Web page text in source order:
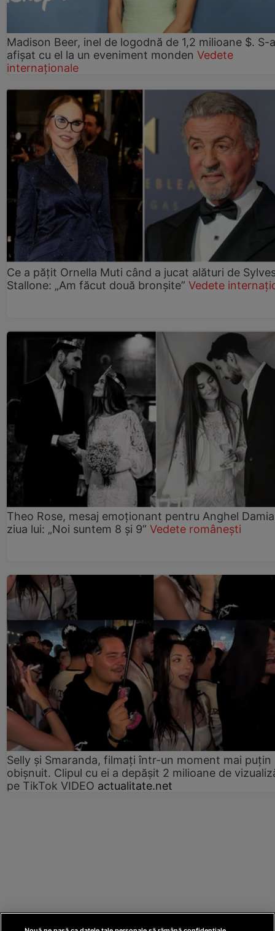
Madison Beer, inel de logodnă de 1,2 milioane $. S-a
afișat cu el la un eveniment monden Vedete
internaționale
Ce a pățit Ornella Muti când a jucat alături de
Stallone: „Am făcut două bronșite” Vedete
Theo Rose, mesaj emoționant pentru Anghel
ziua lui: „Noi suntem 8 și 9” Vedete românești
Selly și Smaranda, filmați într-un moment mai puțin
obișnuit. Clipul cu ei a depășit 2 milioane de
pe TikTok VIDEO actualitate.net